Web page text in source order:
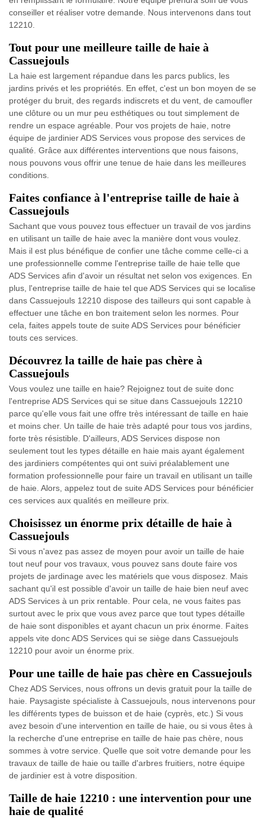
conseiller et réaliser votre demande. Nous intervenons dans tout
12210.
Tout pour une meilleure taille de haie à
Cassuejouls
La haie est largement répandue dans les parcs publics, les
jardins privés et les propriétés. En effet, c'est un bon moyen de se
protéger du bruit, des regards indiscrets et du vent, de camoufler
une clôture ou un mur peu esthétiques ou tout simplement de
rendre un espace agréable. Pour vos projets de haie, notre
équipe de jardinier ADS Services vous propose des services de
qualité. Grâce aux différentes interventions que nous faisons,
nous pouvons vous offrir une tenue de haie dans les meilleures
conditions.
Faites confiance à l'entreprise taille de haie à
Cassuejouls
Sachant que vous pouvez tous effectuer un travail de vos jardins
en utilisant un taille de haie avec la manière dont vous voulez.
Mais il est plus bénéfique de confier une tâche comme celle-ci a
une professionnelle comme l'entreprise taille de haie telle que
ADS Services afin d'avoir un résultat net selon vos exigences. En
plus, l'entreprise taille de haie tel que ADS Services qui se localise
dans Cassuejouls 12210 dispose des tailleurs qui sont capable à
effectuer une tâche en bon traitement selon les normes. Pour
cela, faites appels toute de suite ADS Services pour bénéficier
touts ces services.
Découvrez la taille de haie pas chère à
Cassuejouls
Vous voulez une taille en haie? Rejoignez tout de suite donc
l'entreprise ADS Services qui se situe dans Cassuejouls 12210
parce qu'elle vous fait une offre très intéressant de taille en haie
et moins cher. Un taille de haie très adapté pour tous vos jardins,
forte très résistible. D'ailleurs, ADS Services dispose non
seulement tout les types détaille en haie mais ayant également
des jardiniers compétentes qui ont suivi préalablement une
formation professionnelle pour faire un travail en utilisant un taille
de haie. Alors, appelez tout de suite ADS Services pour bénéficier
ces services aux qualités en meilleure prix.
Choisissez un énorme prix détaille de haie à
Cassuejouls
Si vous n'avez pas assez de moyen pour avoir un taille de haie
tout neuf pour vos travaux, vous pouvez sans doute faire vos
projets de jardinage avec les matériels que vous disposez. Mais
sachant qu'il est possible d'avoir un taille de haie bien neuf avec
ADS Services à un prix rentable. Pour cela, ne vous faites pas
surtout avec le prix que vous avez parce que tout types détaille
de haie sont disponibles et ayant chacun un prix énorme. Faites
appels vite donc ADS Services qui se siège dans Cassuejouls
12210 pour avoir un énorme prix.
Pour une taille de haie pas chère en Cassuejouls
Chez ADS Services, nous offrons un devis gratuit pour la taille de
haie. Paysagiste spécialiste à Cassuejouls, nous intervenons pour
les différents types de buisson et de haie (cyprès, etc.) Si vous
avez besoin d'une intervention en taille de haie, ou si vous êtes à
la recherche d'une entreprise en taille de haie pas chère, nous
sommes à votre service. Quelle que soit votre demande pour les
travaux de taille de haie ou taille d'arbres fruitiers, notre équipe
de jardinier est à votre disposition.
Taille de haie 12210 : une intervention pour une
haie de qualité